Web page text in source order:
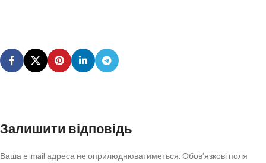
Залишити відповідь
Ваша e-mail адреса не оприлюднюватиметься. Обов’язкові поля